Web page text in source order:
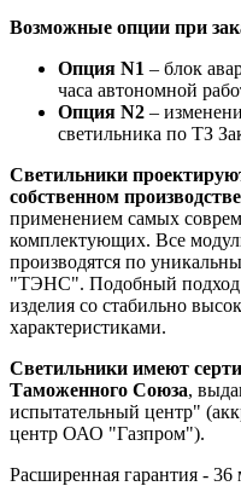
Возможные опции при
Опция N1 – блок
часа автономной
Опция N2 –
светильника по ТЗ
Светильники
собственном
применением самых
комплектующих. Все
производятся по
"ТЭНС". Подобный подход
изделия со стабильно
характеристиками.
Светильники имеют
Таможенного Союза,
испытательный центр"
центр ОАО "Газпром").
Расширенная гарантия - 36